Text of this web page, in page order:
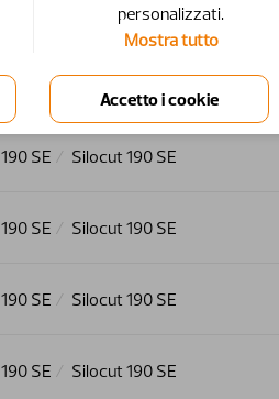
Silocut 150 SE
150 SE
190 SE Silocut 190 SE
190 SE Silocut 190 SE
190 SE Silocut 190 SE
190 SE Silocut 190 SE
personalizzati.
Mostra tutto